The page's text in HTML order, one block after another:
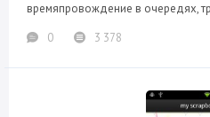
времяпровождение в очередях,
0
3 378